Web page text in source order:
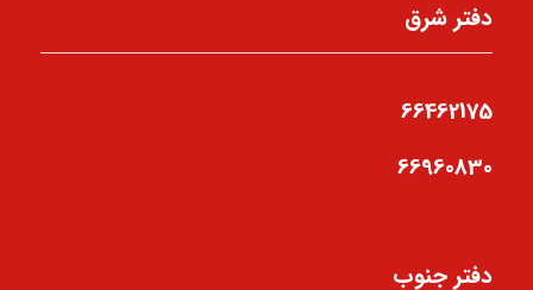
دفتر شرق
66462175
66960830
دفتر جنوب